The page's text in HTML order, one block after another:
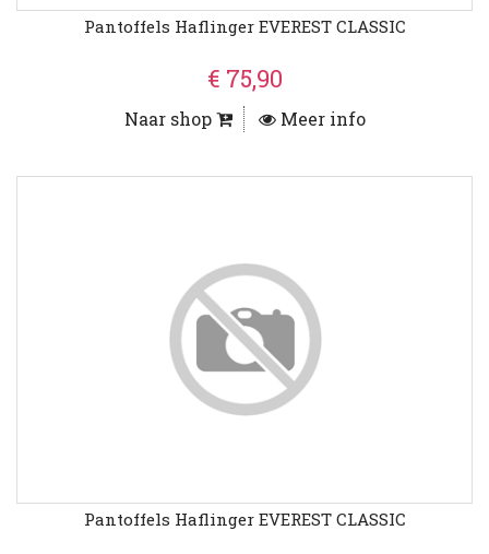
Pantoffels Haflinger EVEREST CLASSIC
€ 75,90
Naar shop Meer info
Pantoffels Haflinger EVEREST CLASSIC